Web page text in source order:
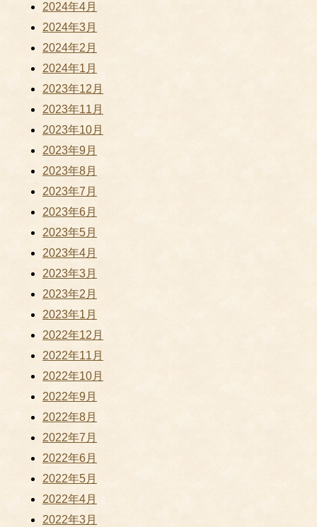
2024年4月
2024年3月
2024年2月
2024年1月
2023年12月
2023年11月
2023年10月
2023年9月
2023年8月
2023年7月
2023年6月
2023年5月
2023年4月
2023年3月
2023年2月
2023年1月
2022年12月
2022年11月
2022年10月
2022年9月
2022年8月
2022年7月
2022年6月
2022年5月
2022年4月
2022年3月